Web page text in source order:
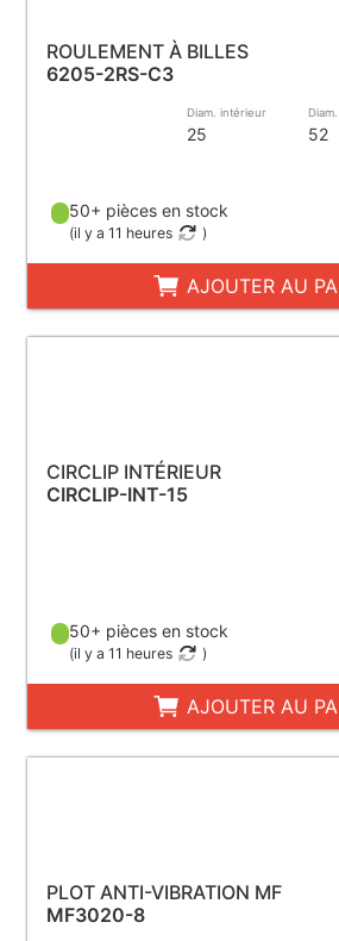
ROULEMENT À BILLES
6205-2RS-C3
Diam. intérieur
25 52
50+ pièces en stock
(il y a 11 heures )
AJOUTER AU
CIRCLIP INTÉRIEUR
CIRCLIP-INT-15
50+ pièces en stock
(il y a 11 heures )
AJOUTER AU
PLOT ANTI-VIBRATION MF
MF3020-8